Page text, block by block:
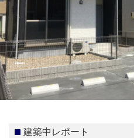
建築中レポート